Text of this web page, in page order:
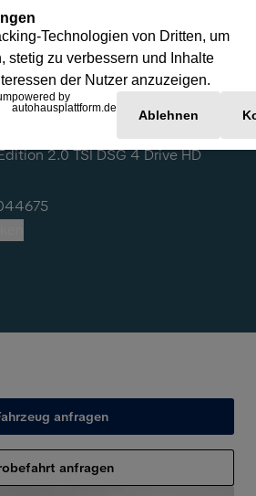
2.0 TSI DSG 4 Drive HD
anfragen
anfragen